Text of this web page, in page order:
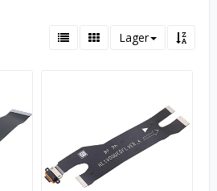
Lager